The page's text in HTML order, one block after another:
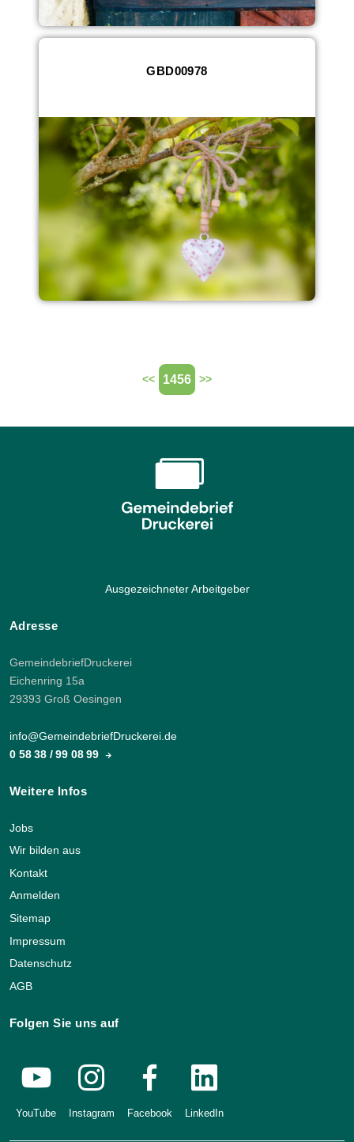
GBD00978
<< 1456 >>
Ausgezeichneter Arbeitgeber
Adresse
GemeindebriefDruckerei
Eichenring 15a
29393 Groß Oesingen
info@GemeindebriefDruckerei.de
0 58 38 / 99 08 99
Weitere Infos
Jobs
Wir bilden aus
Kontakt
Anmelden
Sitemap
Impressum
Datenschutz
AGB
Folgen Sie uns auf
YouTube Instagram Facebook LinkedIn